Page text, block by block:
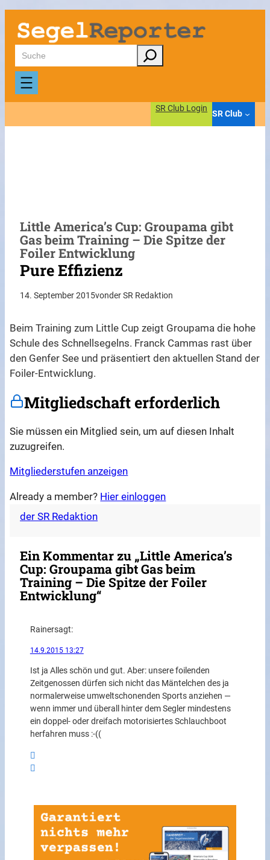
Zum
Inhalt
springen
Suchen
SR Club Login
SR Club
Little America’s Cup: Groupama gibt
Gas beim Training – Die Spitze der
Foiler Entwicklung
Pure Effizienz
14. September 2015vonder SR Redaktion
Beim Training zum Little Cup zeigt Groupama die hohe
Schule des Schnellsegelns. Franck Cammas rast über
den Genfer See und präsentiert den aktuellen Stand der
Foiler-Entwicklung.
Mitgliedschaft erforderlich
Sie müssen ein Mitglied sein, um auf diesen Inhalt
zuzugreifen.
Mitgliederstufen anzeigen
Already a member? Hier einloggen
der SR Redaktion
Ein Kommentar zu „Little America’s
Cup: Groupama gibt Gas beim
Training – Die Spitze der Foiler
Entwicklung“
Rainersagt:
14.9.2015 13:27
Ist ja Alles schön und gut. Aber: unsere foilenden
Zeitgenossen dürfen sich nicht das Mäntelchen des ja
normalerweise umweltschonenden Sports anziehen —
wenn immer und überall hinter dem Segler mindestens
ein doppel- oder dreifach motorisiertes Schlauchboot
herfahren muss :-((